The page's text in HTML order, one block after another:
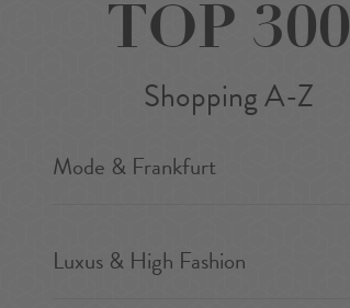
TOP 300
Shopping A-Z
Mode & Frankfurt
Luxus & High Fashion